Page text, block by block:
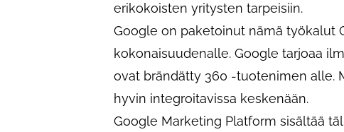
erikokoisten yritysten tarpeisiin.
Google on paketoinut nämä työkalut
kokonaisuudenalle. Google tarjoaa
ovat brändätty 360 -tuotenimen alle.
hyvin integroitavissa keskenään.
Google Marketing Platform sisältää